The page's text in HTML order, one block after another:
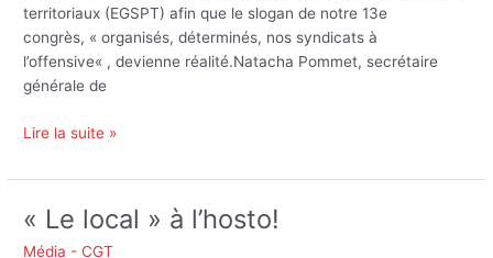
territoriaux (EGSPT) afin que le slogan de notre 13e
congrès, « organisés, déterminés, nos syndicats à
l’offensive« , devienne réalité.Natacha Pommet, secrétaire
générale de
Lire la suite »
« Le local » à l’hosto!
Média - CGT
« Le